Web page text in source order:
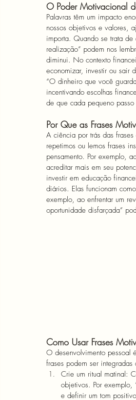
O Poder Motivacional
Palavras têm um impacto
nossos objetivos e valores,
importa. Quando se trata
realização” podem nos
diminui. No contexto
economizar, investir ou sair
“O dinheiro que você
incentivando escolhas
de que cada pequeno passo
Por Que as Frases
A ciência por trás das
repetimos ou lemos frases
pensamento. Por exemplo,
acreditar mais em seu
investir em educação
diários. Elas funcionam
exemplo, ao enfrentar um
oportunidade disfarçada”
Como Usar Frases
O desenvolvimento pessoal
frases podem ser
Crie um ritual matinal:
objetivos. Por exemplo,
e definir um tom